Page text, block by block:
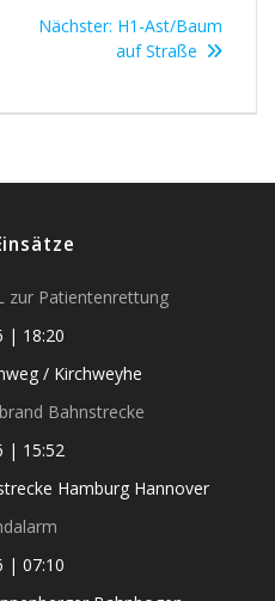
Nächster: Nächster
Beitrag:
H1-Ast/Baum
auf Straße
zur Patientenrettung
| 18:20
/ Kirchweyhe
Bahnstrecke
| 15:52
Hamburg Hannover
| 07:10